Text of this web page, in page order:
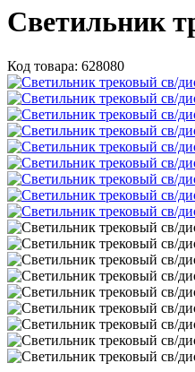
Светильник
Код товара: 628080